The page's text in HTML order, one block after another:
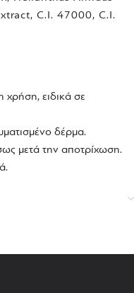
C.I. 47000, C.I.
χρήση, ειδικά σε
δέρμα.
μετά την αποτρίχωση.